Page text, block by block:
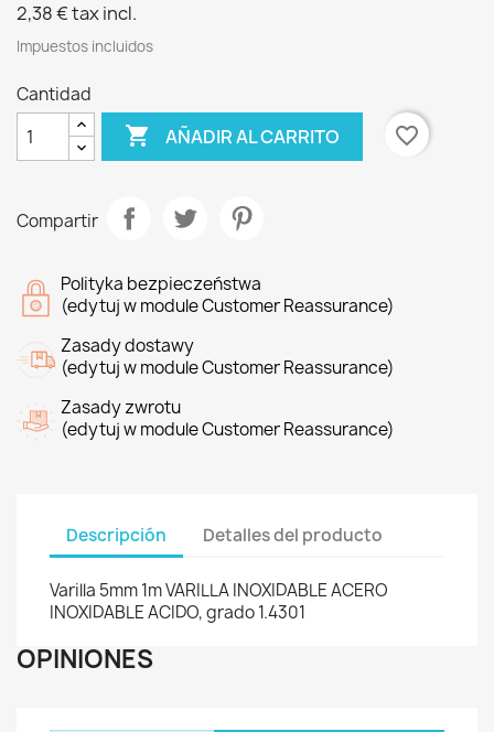
2,38 €tax incl.
Impuestos incluidos
Cantidad
 AÑADIR AL CARRITO favorite_border
Compartir
Polityka bezpieczeństwa
(edytuj w module Customer Reassurance)
Zasady dostawy
(edytuj w module Customer Reassurance)
Zasady zwrotu
(edytuj w module Customer Reassurance)
Descripción Detalles del producto
Varilla 5mm 1m VARILLA INOXIDABLE ACERO
INOXIDABLE ACIDO, grado 1.4301
OPINIONES